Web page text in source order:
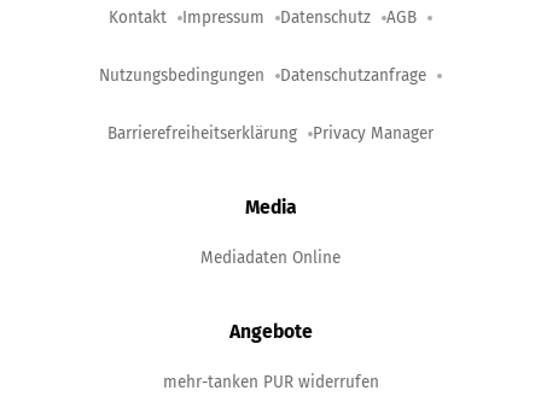
Kontakt Impressum Datenschutz AGB
Nutzungsbedingungen Datenschutzanfrage
Barrierefreiheitserklärung Privacy Manager
Media
Mediadaten Online
Angebote
mehr-tanken PUR widerrufen